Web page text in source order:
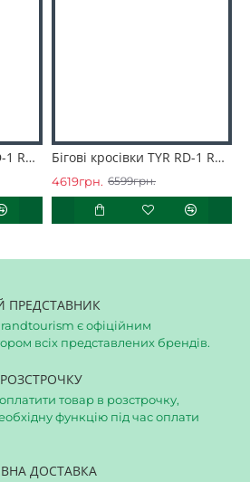
Бігові кросівки TYR RD-1 Runner Бігові кросівки TYR RD-1 Runner
4619грн. 6599грн.
ПРЕДСТАВНИК
є офіційним
всіх представлених брендів.
товар в розстрочку,
функцію під час оплати
ДОСТАВКА